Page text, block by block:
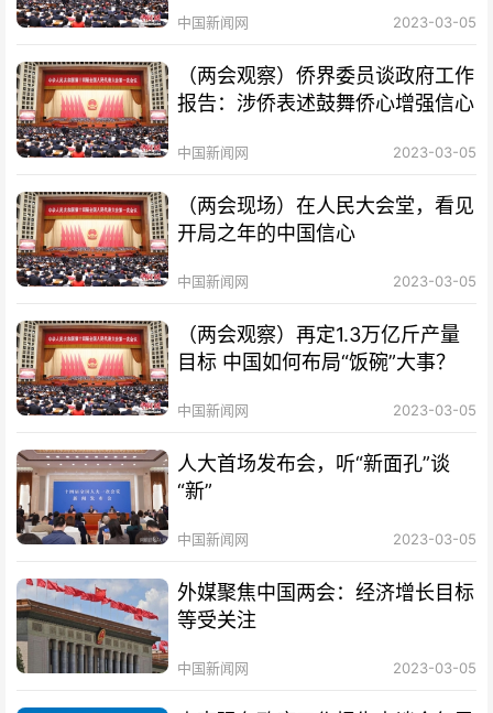
中国新闻网 2023-03-05
（两会观察）侨界委员谈政府工作
报告：涉侨表述鼓舞侨心增强信心
中国新闻网 2023-03-05
（两会现场）在人民大会堂，看见
开局之年的中国信心
中国新闻网 2023-03-05
（两会观察）再定1.3万亿斤产量
目标 中国如何布局“饭碗”大事？
中国新闻网 2023-03-05
人大首场发布会，听“新面孔”谈
“新”
中国新闻网 2023-03-05
外媒聚焦中国两会：经济增长目标
等受关注
中国新闻网 2023-03-05